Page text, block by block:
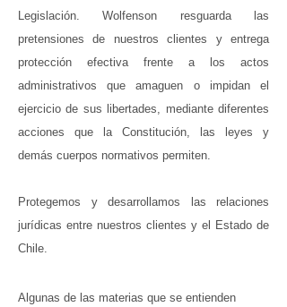
Legislación. Wolfenson resguarda las
pretensiones de nuestros clientes y entrega
protección efectiva frente a los actos
administrativos que amaguen o impidan el
ejercicio de sus libertades, mediante diferentes
acciones que la Constitución, las leyes y
demás cuerpos normativos permiten.
Protegemos y desarrollamos las relaciones
jurídicas entre nuestros clientes y el Estado de
Chile.
Algunas de las materias que se entienden